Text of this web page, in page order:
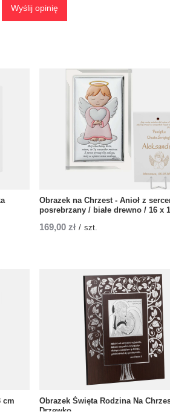
Wyślij opinię
Obrazek na Chrzest - Anioł z
posrebrzany / białe drewno / 16 x
169,00 zł / szt.
cm
Obrazek Święta Rodzina Na